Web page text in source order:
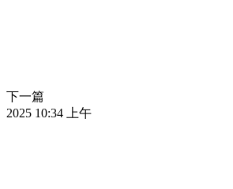
下一篇
2025 10:34 上午